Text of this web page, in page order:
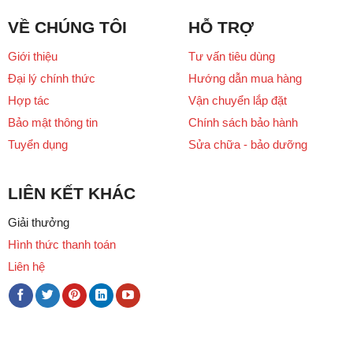
VỀ CHÚNG TÔI
Giới thiệu
Đại lý chính thức
Hợp tác
Bảo mật thông tin
Tuyển dụng
HỖ TRỢ
Tư vấn tiêu dùng
Hướng dẫn mua hàng
Vận chuyển lắp đặt
Chính sách bảo hành
Sửa chữa - bảo dưỡng
LIÊN KẾT KHÁC
Giải thưởng
Hình thức thanh toán
Liên hệ